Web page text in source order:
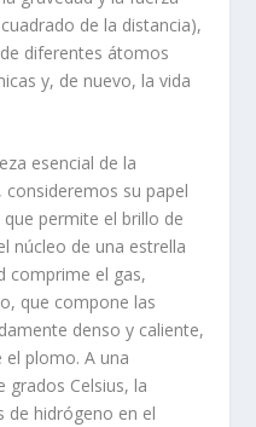
de la distancia),
diferentes átomos
y, de nuevo, la vida
esencial de la
su papel
permite el brillo de
núcleo de una estrella
comprime el gas,
que compone las
denso y caliente,
el plomo. A una
grados Celsius, la
de hidrógeno en el